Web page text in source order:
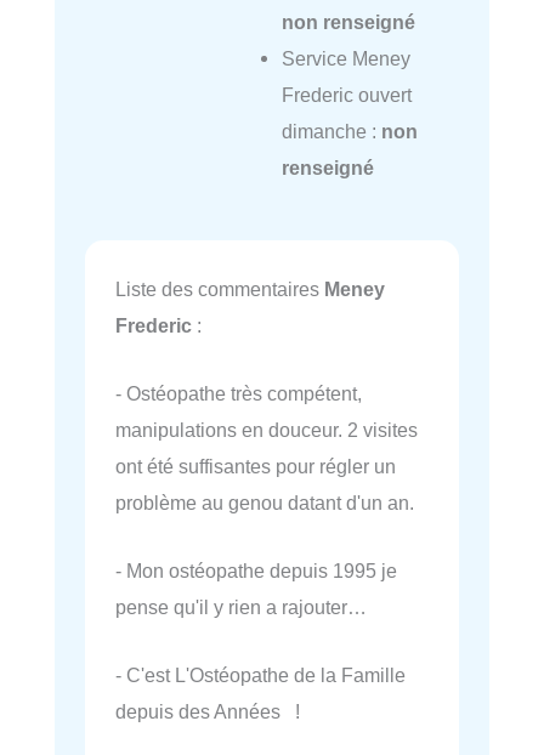
non renseigné
Service Meney
Frederic ouvert
dimanche : non
renseigné
Liste des commentaires Meney
Frederic :
- Ostéopathe très compétent,
manipulations en douceur. 2 visites
ont été suffisantes pour régler un
problème au genou datant d'un an.
- Mon ostéopathe depuis 1995 je
pense qu'il y rien a rajouter…
- C'est L'Ostéopathe de la Famille
depuis des Années !